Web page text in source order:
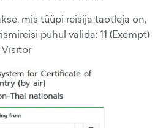
mis tüüpi reisija taotleja on,
puhul valida: 11 (Exempt)